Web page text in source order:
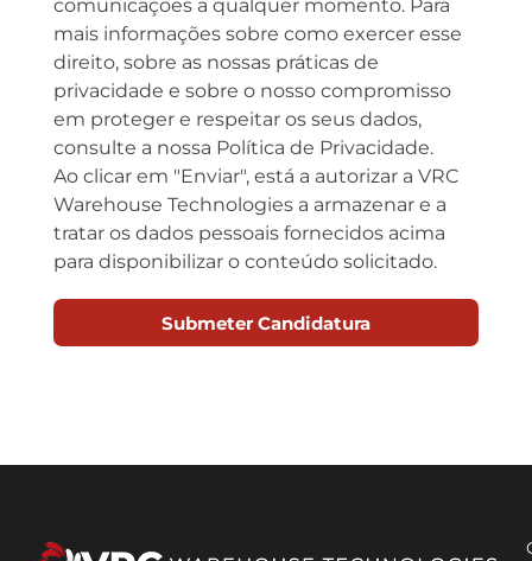
comunicações a qualquer momento. Para
mais informações sobre como exercer esse
direito, sobre as nossas práticas de
privacidade e sobre o nosso compromisso
em proteger e respeitar os seus dados,
consulte a nossa Política de Privacidade.
Ao clicar em "Enviar", está a autorizar a VRC
Warehouse Technologies a armazenar e a
tratar os dados pessoais fornecidos acima
para disponibilizar o conteúdo solicitado.
Submeter Candidatura